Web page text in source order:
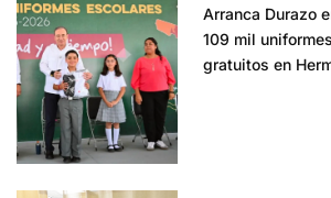
Arranca Durazo
109 mil
gratuitos en